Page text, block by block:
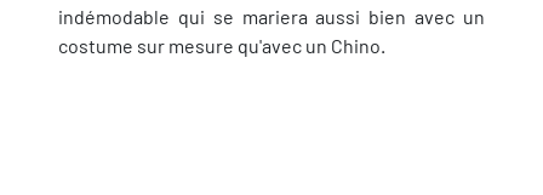
indémodable qui se mariera aussi bien avec un
costume sur mesure qu'avec un Chino.